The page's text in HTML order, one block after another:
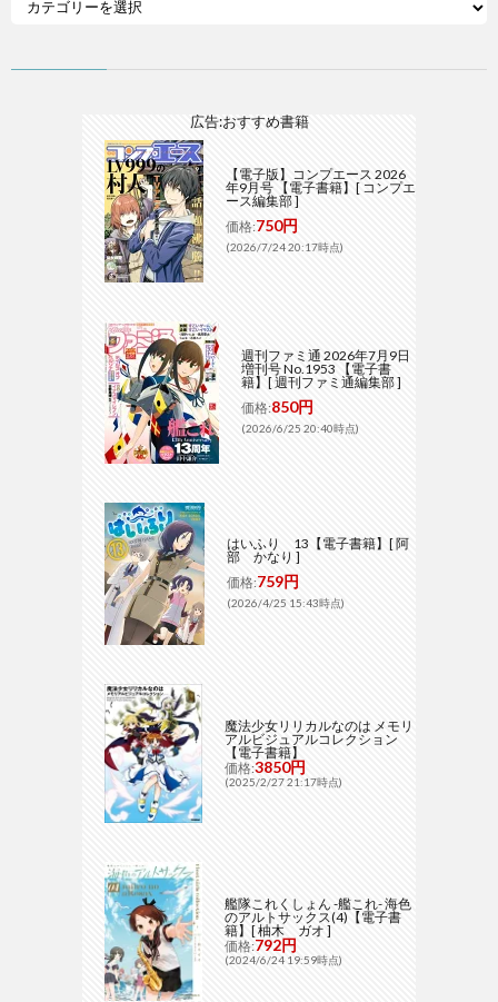
広告:おすすめ書籍
【電子版】コンプエース 2026
年9月号 【電子書籍】[ コンプエ
ース編集部 ]
価格:750円
(2026/7/24 20:17時点)
週刊ファミ通 2026年7月9日
増刊号 No.1953 【電子書
籍】[ 週刊ファミ通編集部 ]
価格:850円
(2026/6/25 20:40時点)
はいふり 13【電子書籍】[ 阿
部 かなり ]
価格:759円
(2026/4/25 15:43時点)
魔法少女リリカルなのは メモリ
アルビジュアルコレクション
【電子書籍】
価格:3850円
(2025/2/27 21:17時点)
艦隊これくしょん -艦これ- 海色
のアルトサックス(4)【電子書
籍】[ 柚木 ガオ ]
価格:792円
(2024/6/24 19:59時点)